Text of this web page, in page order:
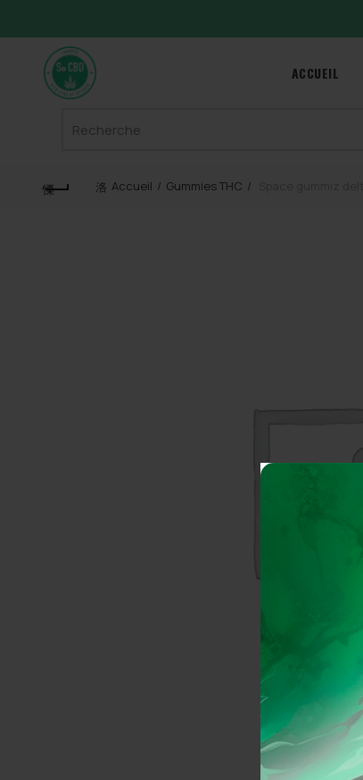
ACCUEIL
for:
Accueil Gummies THC